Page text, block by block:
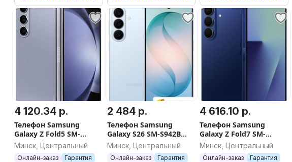
4 120.34 р.
Телефон Samsung
Galaxy Z Fold5 SM-
F946B/DS 12GB/1TB
(голубой)
Минск, Центральный
Онлайн-заказ Гарантия
2 484 р.
Телефон Samsung
Galaxy S26 SM-S942B
12GB/512GB (голубой)
Минск, Центральный
Онлайн-заказ Гарантия
4 616.10 р.
Телефон Samsung
Galaxy Z Fold7 SM-
F966B/DS 12GB/512GB
(синий)
Минск, Центральный
Онлайн-заказ Гарантия